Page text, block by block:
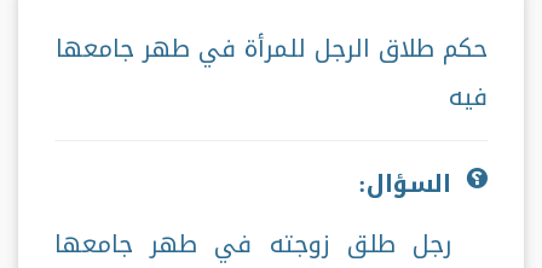
حكم طلاق الرجل للمرأة في طهر جامعها
فيه
السؤال:
رجل طلق زوجته في طهر جامعها